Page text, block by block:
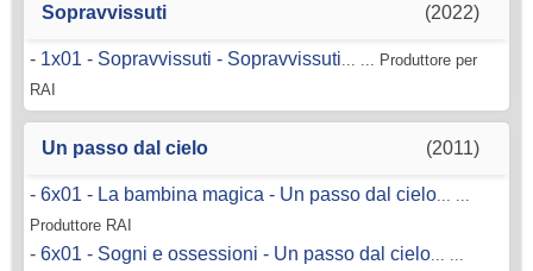
Sopravvissuti (2022)
- 1x01 - Sopravvissuti - Sopravvissuti ... ... Produttore per
RAI
Un passo dal cielo (2011)
- 6x01 - La bambina magica - Un passo dal cielo
Produttore RAI
- 6x01 - Sogni e ossessioni - Un passo dal cielo